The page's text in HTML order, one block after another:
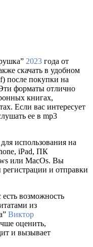
2023 года от
скачать в удобном
после покупки на
Эти форматы отлично
книгах,
Если вас интересует
ее в mp3
использования на
iPad, ПК
или MacOs. Вы
регистрации и отправки
возможность
из
Виктор
оценить,
и вызывает